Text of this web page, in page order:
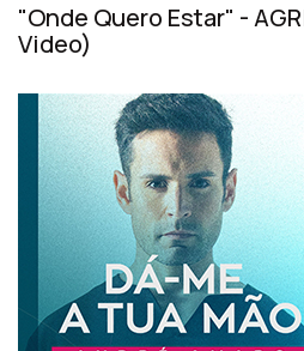
"Onde Quero Estar" -
Video)